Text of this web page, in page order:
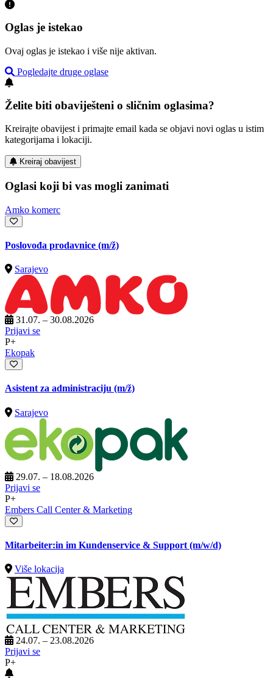
Oglas je istekao
Ovaj oglas je istekao i više nije aktivan.
Pogledajte druge oglase
Želite biti obaviješteni o sličnim oglasima?
Kreirajte obavijest i primajte email kada se objavi novi oglas u istim
kategorijama i lokaciji.
Kreiraj obavijest
Oglasi koji bi vas mogli zanimati
Amko komerc
Poslovođa prodavnice (m/ž)
Sarajevo
31.07. – 30.08.2026
Prijavi se
P+
Ekopak
Asistent za administraciju (m/ž)
Sarajevo
29.07. – 18.08.2026
Prijavi se
P+
Embers Call Center & Marketing
Mitarbeiter:in im Kundenservice & Support (m/w/d)
Više lokacija
24.07. – 23.08.2026
Prijavi se
P+